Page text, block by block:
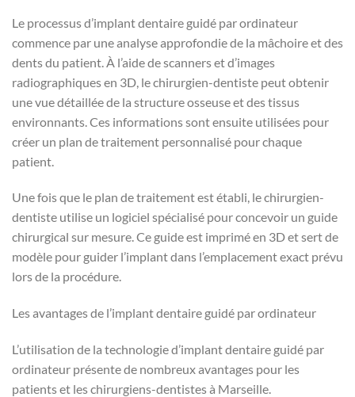
Le processus d’implant dentaire guidé par ordinateur
commence par une analyse approfondie de la mâchoire et des
dents du patient. À l’aide de scanners et d’images
radiographiques en 3D, le chirurgien-dentiste peut obtenir
une vue détaillée de la structure osseuse et des tissus
environnants. Ces informations sont ensuite utilisées pour
créer un plan de traitement personnalisé pour chaque
patient.
Une fois que le plan de traitement est établi, le chirurgien-
dentiste utilise un logiciel spécialisé pour concevoir un guide
chirurgical sur mesure. Ce guide est imprimé en 3D et sert de
modèle pour guider l’implant dans l’emplacement exact prévu
lors de la procédure.
Les avantages de l’implant dentaire guidé par ordinateur
L’utilisation de la technologie d’implant dentaire guidé par
ordinateur présente de nombreux avantages pour les
patients et les chirurgiens-dentistes à Marseille.